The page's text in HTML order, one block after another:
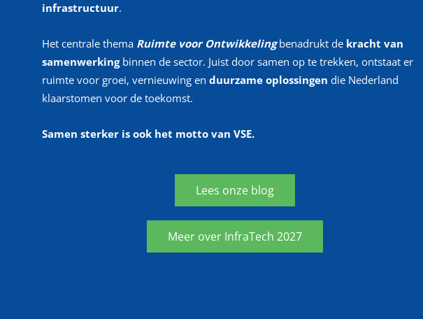
infrastructuur.
Het centrale thema Ruimte voor Ontwikkelingbenadrukt de kracht van
samenwerkingbinnen de sector. Juist door samen op te trekken, ontstaat er
ruimte voor groei, vernieuwing en duurzame oplossingen die Nederland
klaarstomen voor de toekomst.
Samen sterker is ook het motto van VSE.
Lees onze blog
Meer over InfraTech 2027